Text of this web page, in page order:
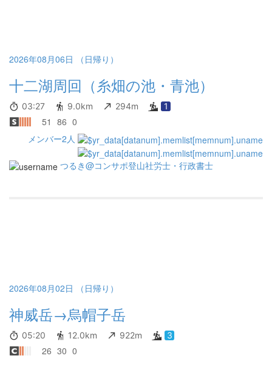
2026年08月06日 （日帰り）
十二湖周回（糸畑の池・青池）
03:27 9.0km 294m 1
51 86 0
メンバー2人
つるき@コンサポ登山社労士・行政書士
2026年08月02日 （日帰り）
神威岳→烏帽子岳
05:20 12.0km 922m 3
26 30 0